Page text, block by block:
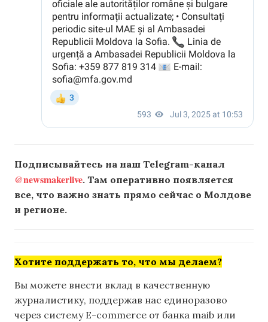
Подписывайтесь на наш Telegram-канал
@newsmakerlive. Там оперативно появляется
все, что важно знать прямо сейчас о Молдове
и регионе.
Хотите поддержать то, что мы делаем?
Вы можете внести вклад в качественную
журналистику, поддержав нас единоразово
через систему E-commerce от банка maib или